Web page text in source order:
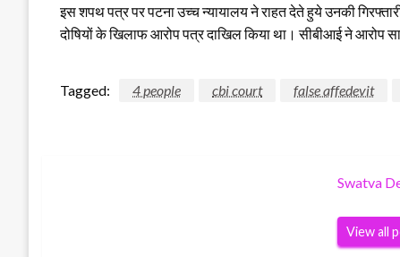
इस शपथ पत्र पर पटना उच्च न्यायालय ने राहत देते हुये उनकी
दोषियों के खिलाफ आरोप पत्र दाखिल किया था। सीबीआई ने आरोप
Tagged: 4 people cbi court false affedevit
Swatva
View all